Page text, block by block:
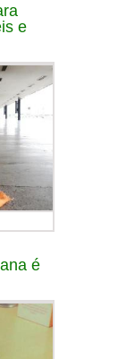
e
é